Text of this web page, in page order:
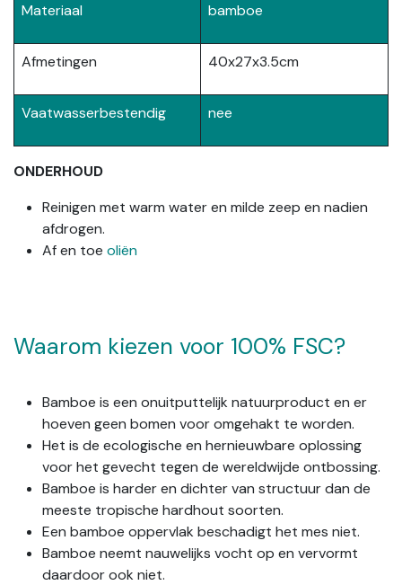
Materiaal bamboe
Afmetingen 40x27x3.5cm
Vaatwasserbestendig nee
ONDERHOUD
Reinigen met warm water en milde zeep en nadien
afdrogen.
Af en toe oliën
Waarom kiezen voor 100% FSC?
Bamboe is een onuitputtelijk natuurproduct en er
hoeven geen bomen voor omgehakt te worden.
Het is de ecologische en hernieuwbare oplossing
voor het gevecht tegen de wereldwijde ontbossing.
Bamboe is harder en dichter van structuur dan de
meeste tropische hardhout soorten.
Een bamboe oppervlak beschadigt het mes niet.
Bamboe neemt nauwelijks vocht op en vervormt
daardoor ook niet.